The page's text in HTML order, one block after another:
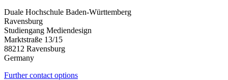
Duale Hochschule Baden-Württemberg
Ravensburg
Studiengang Mediendesign
Marktstraße 13/15
88212 Ravensburg
Germany
Further contact options